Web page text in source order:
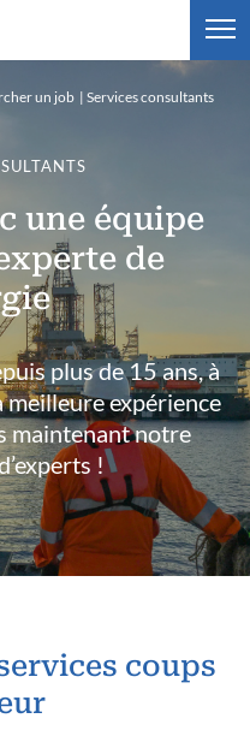
un job Services consultants
une équipe
de
plus de 15 ans, à
expérience
maintenant notre
!
coups